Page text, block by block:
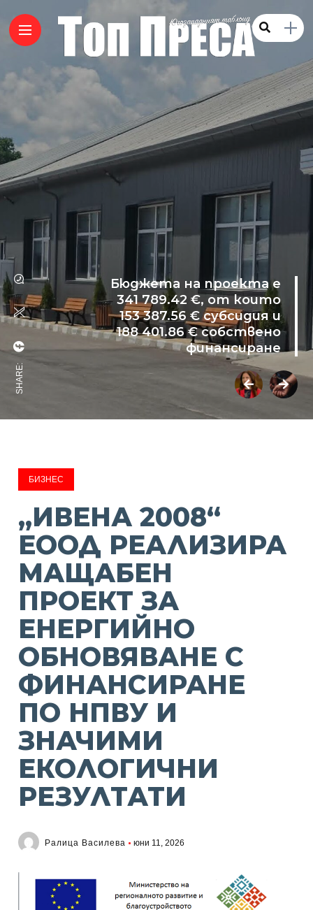
Бюджета на проекта е
341 789.42 €, от които
153 387.56 € субсидия и
188 401.86 € собствено
финансиране
SHARE:
БИЗНЕС
„ИВЕНА 2008“
ЕООД РЕАЛИЗИРА
МАЩАБЕН
ПРОЕКТ ЗА
ЕНЕРГИЙНО
ОБНОВЯВАНЕ С
ФИНАНСИРАНЕ
ПО НПВУ И
ЗНАЧИМИ
ЕКОЛОГИЧНИ
РЕЗУЛТАТИ
Ралица Василева юни 11, 2026